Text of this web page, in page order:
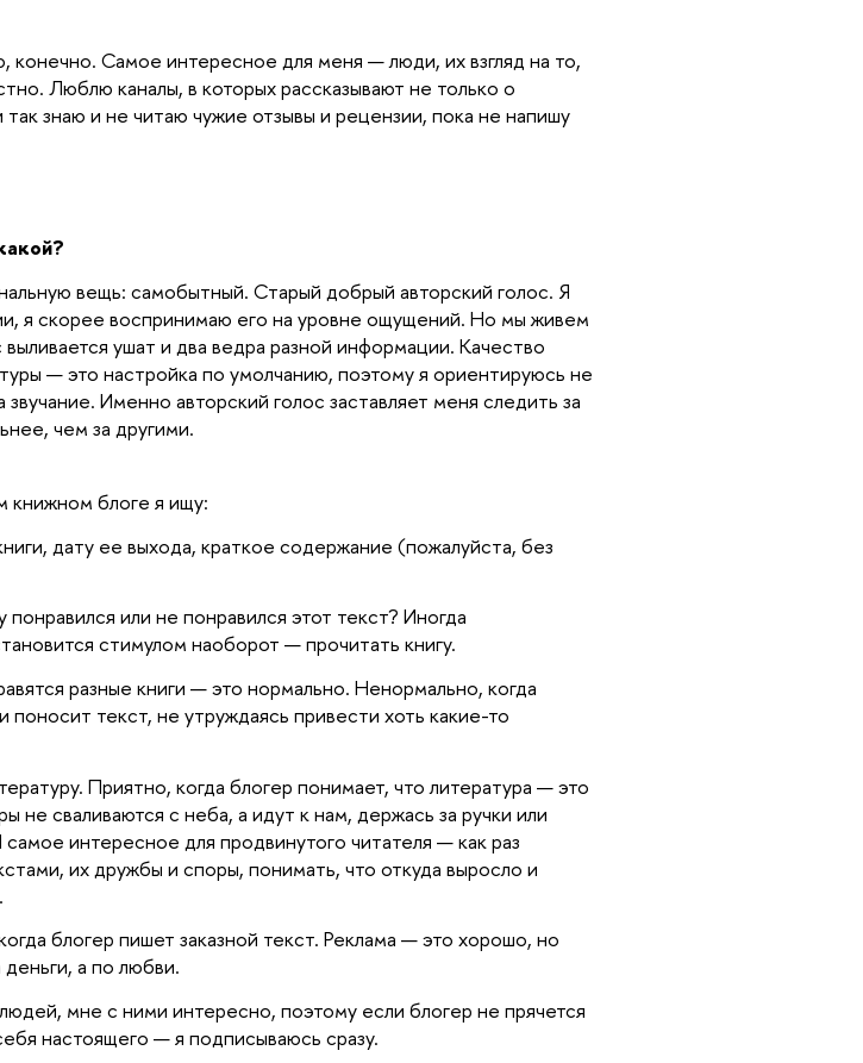
конечно. Самое интересное для меня — люди, их взгляд на то,
Люблю каналы, в которых рассказывают не только о
так знаю и не читаю чужие отзывы и рецензии, пока не напишу
вещь: самобытный. Старый добрый авторский голос. Я
я скорее воспринимаю его на уровне ощущений. Но мы живем
ушат и два ведра разной информации. Качество
— это настройка по умолчанию, поэтому я ориентируюсь не
Именно авторский голос заставляет меня следить за
чем за другими.
книжном блоге я ищу:
дату ее выхода, краткое содержание (пожалуйста, без
или не понравился этот текст? Иногда
стимулом наоборот — прочитать книгу.
разные книги — это нормально. Ненормально, когда
поносит текст, не утруждаясь привести хоть какие-то
Приятно, когда блогер понимает, что литература — это
не сваливаются с неба, а идут к нам, держась за ручки или
интересное для продвинутого читателя — как раз
их дружбы и споры, понимать, что откуда выросло и
блогер пишет заказной текст. Реклама — это хорошо, но
а по любви.
мне с ними интересно, поэтому если блогер не прячется
настоящего — я подписываюсь сразу.